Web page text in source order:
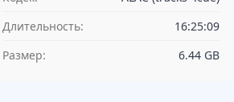
Длительность:
16:25:09
Размер:
6.44 GB